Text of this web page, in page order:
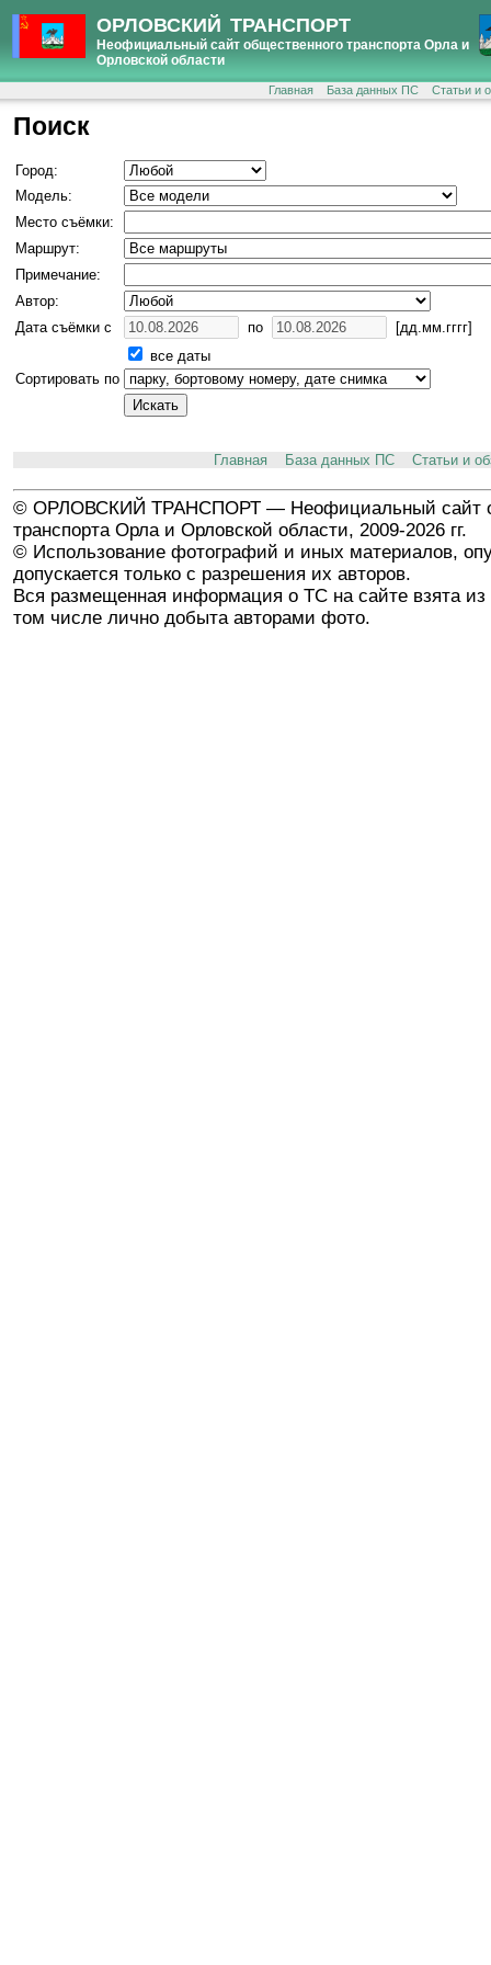
ОРЛОВСКИЙ ТРАНСПОРТ
Неофициальный сайт общественного транспорта Орла и
Орловской области
Главная База данных ПС Статьи и
Поиск
Город:
Модель:
Место съёмки:
Маршрут:
Примечание:
Автор:
Дата съёмки с
по
[дд.мм.гггг]
все даты
Сортировать по
Главная База данных ПС Статьи и
© ОРЛОВСКИЙ ТРАНСПОРТ — Неофициальный сайт
транспорта Орла и Орловской области, 2009-2026 гг.
© Использование фотографий и иных материалов,
допускается только с разрешения их авторов.
Вся размещенная информация о ТС на сайте взята из
том числе лично добыта авторами фото.